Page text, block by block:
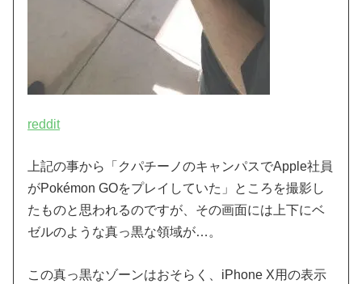
reddit
上記の事から「クパチーノのキャンパスでApple社員
がPokémon GOをプレイしていた」ところを撮影し
たものと思われるのですが、その画面には上下にベ
ゼルのような真っ黒な領域が…。
この真っ黒なゾーンはおそらく、iPhone X用の表示